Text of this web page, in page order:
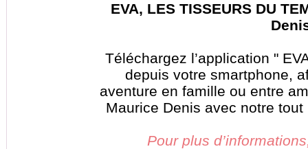
EVA, LES TISSEURS DU
Téléchargez l’application "
depuis votre smartphone,
aventure en famille ou entre
Maurice Denis avec notre
Pour plus